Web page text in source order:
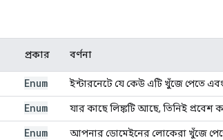
প্রকার বর্ণনা
Enum ইন্টারনেটে যে কেউ এটি খুঁজে পেতে
Enum যার কাছে লিঙ্কটি আছে, তিনিই প্রবেশ
Enum আপনার ডোমেইনের লোকেরা খুঁজে